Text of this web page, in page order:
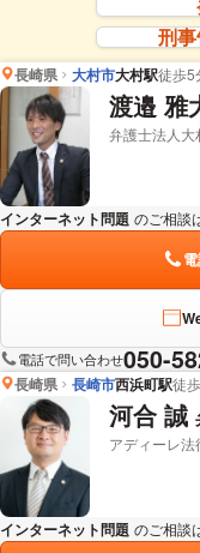
刑
長崎県
大村市大村駅徒歩5
渡邉 雅
弁護士法人
インターネット問題 のご相談
電話で問い合わせ050-
長崎県 長崎市西浜町駅徒
河合 誠
アディーレ
インターネット問題 のご相談